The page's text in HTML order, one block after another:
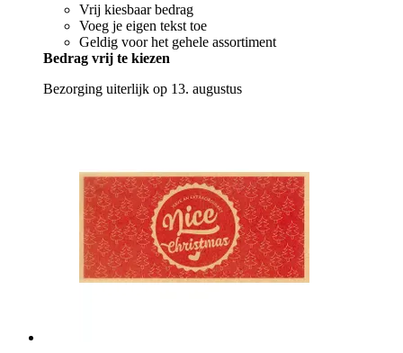
Vrij kiesbaar bedrag
Voeg je eigen tekst toe
Geldig voor het gehele assortiment
Bedrag vrij te kiezen
Bezorging uiterlijk op 13. augustus